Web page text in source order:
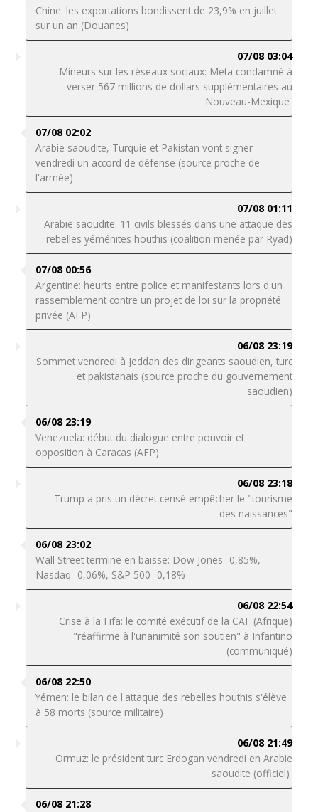
Chine: les exportations bondissent de 23,9% en juillet
sur un an (Douanes)
07/08 03:04
Mineurs sur les réseaux sociaux: Meta condamné à
verser 567 millions de dollars supplémentaires au
Nouveau-Mexique
07/08 02:02
Arabie saoudite, Turquie et Pakistan vont signer
vendredi un accord de défense (source proche de
l'armée)
07/08 01:11
Arabie saoudite: 11 civils blessés dans une attaque des
rebelles yéménites houthis (coalition menée par Ryad)
07/08 00:56
Argentine: heurts entre police et manifestants lors d'un
rassemblement contre un projet de loi sur la propriété
privée (AFP)
06/08 23:19
Sommet vendredi à Jeddah des dirigeants saoudien, turc
et pakistanais (source proche du gouvernement
saoudien)
06/08 23:19
Venezuela: début du dialogue entre pouvoir et
opposition à Caracas (AFP)
06/08 23:18
Trump a pris un décret censé empêcher le "tourisme
des naissances"
06/08 23:02
Wall Street termine en baisse: Dow Jones -0,85%,
Nasdaq -0,06%, S&P 500 -0,18%
06/08 22:54
Crise à la Fifa: le comité exécutif de la CAF (Afrique)
"réaffirme à l'unanimité son soutien" à Infantino
(communiqué)
06/08 22:50
Yémen: le bilan de l'attaque des rebelles houthis s'élève
à 58 morts (source militaire)
06/08 21:49
Ormuz: le président turc Erdogan vendredi en Arabie
saoudite (officiel)
06/08 21:28